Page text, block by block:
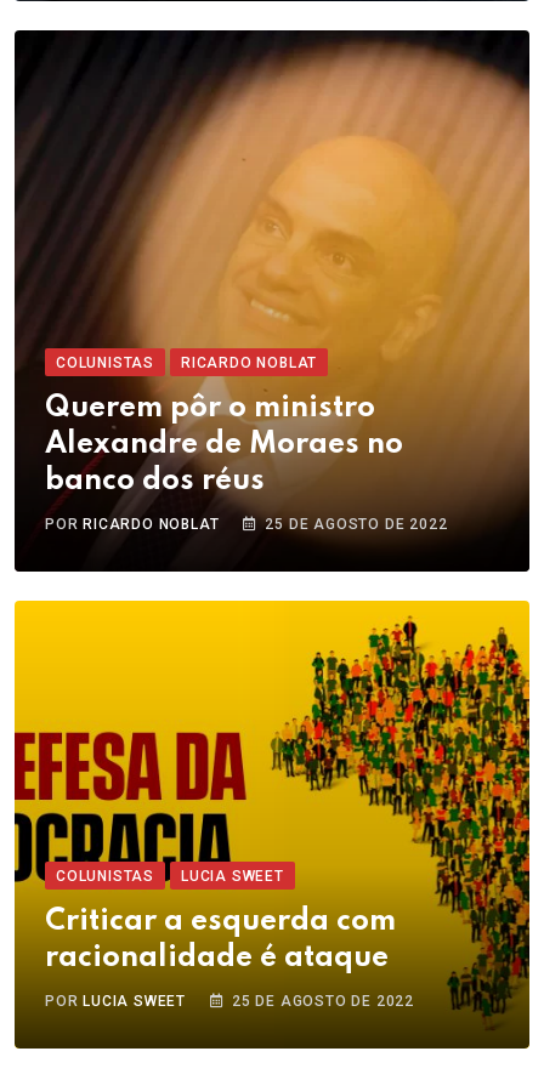
COLUNISTAS RICARDO NOBLAT
Querem pôr o ministro
Alexandre de Moraes no
banco dos réus
PORRICARDO NOBLAT 25 DE AGOSTO DE 2022
COLUNISTAS LUCIA SWEET
Criticar a esquerda com
racionalidade é ataque
PORLUCIA SWEET 25 DE AGOSTO DE 2022